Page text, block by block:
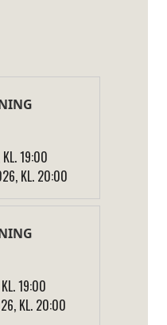
19:00
KL. 20:00
19:00
KL. 20:00